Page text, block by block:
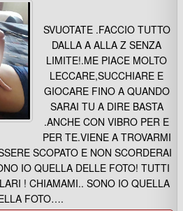
SVUOTATE .FACCIO TUTTO
DALLA A ALLA Z SENZA
LIMITE!.ME PIACE MOLTO
LECCARE,SUCCHIARE E
GIOCARE FINO A QUANDO
SARAI TU A DIRE BASTA
.ANCHE CON VIBRO PER E
PER TE.VIENE A TROVARMI
SCOPATO E NON SCORDERAI
IO QUELLA DELLE FOTO! TUTTI
! CHIAMAMI.. SONO IO QUELLA
FOTO….